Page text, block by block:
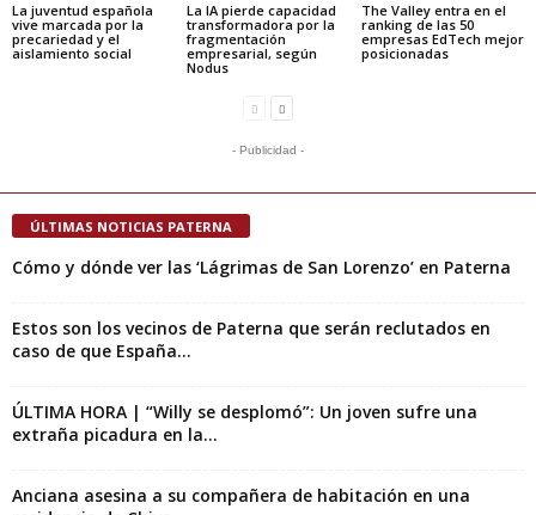
La juventud española
vive marcada por la
precariedad y el
aislamiento social
La IA pierde capacidad
transformadora por la
fragmentación
empresarial, según
Nodus
The Valley entra en el
ranking de las 50
empresas EdTech mejor
posicionadas
- Publicidad -
ÚLTIMAS NOTICIAS PATERNA
Cómo y dónde ver las ‘Lágrimas de San Lorenzo’ en Paterna
Estos son los vecinos de Paterna que serán reclutados en
caso de que España...
ÚLTIMA HORA | “Willy se desplomó”: Un joven sufre una
extraña picadura en la...
Anciana asesina a su compañera de habitación en una